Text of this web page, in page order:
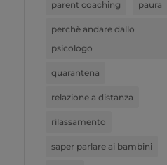
parent coaching paura
perchè andare dallo
psicologo
quarantena
relazione a distanza
rilassamento
saper parlare ai bambini